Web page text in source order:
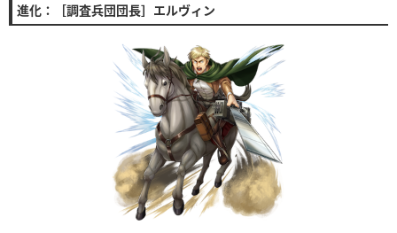
進化：［調査兵団団長］エルヴィン